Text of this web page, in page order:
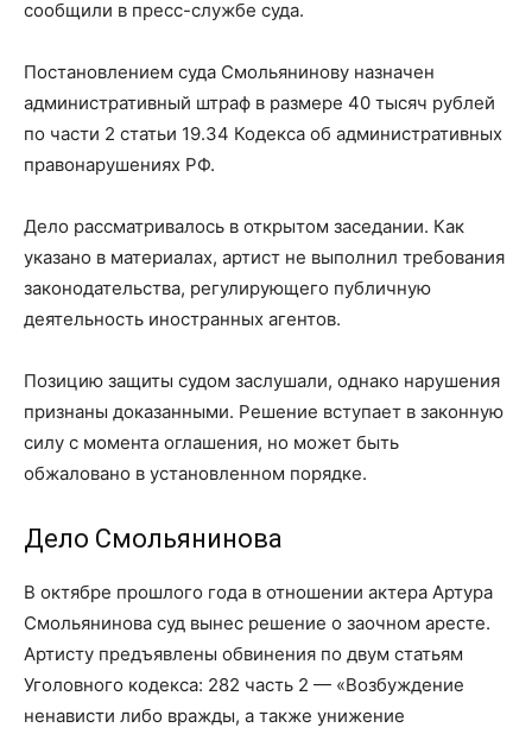
сообщили в пресс-службе суда.
Постановлением суда Смольянинову назначен
административный штраф в размере 40 тысяч рублей
по части 2 статьи 19.34 Кодекса об административных
правонарушениях РФ.
Дело рассматривалось в открытом заседании. Как
указано в материалах, артист не выполнил требования
законодательства, регулирующего публичную
деятельность иностранных агентов.
Позицию защиты судом заслушали, однако нарушения
признаны доказанными. Решение вступает в законную
силу с момента оглашения, но может быть
обжаловано в установленном порядке.
Дело Смольянинова
В октябре прошлого года в отношении актера Артура
Смольянинова суд вынес решение о заочном аресте.
Артисту предъявлены обвинения по двум статьям
Уголовного кодекса: 282 часть 2 — «Возбуждение
ненависти либо вражды, а также унижение